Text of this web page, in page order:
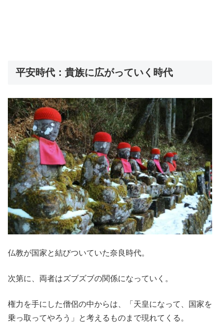
平安時代：貴族に広がっていく時代
仏教が国家と結びついていた奈良時代。
次第に、両者はズブズブの関係になっていく。
権力を手にした僧侶の中からは、「天皇になって、国家を
乗っ取ってやろう」と考えるものまで現れてくる。